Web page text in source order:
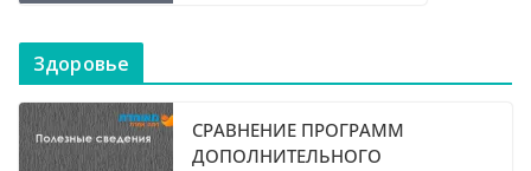
Здоровье
СРАВНЕНИЕ ПРОГРАММ
ДОПОЛНИТЕЛЬНОГО